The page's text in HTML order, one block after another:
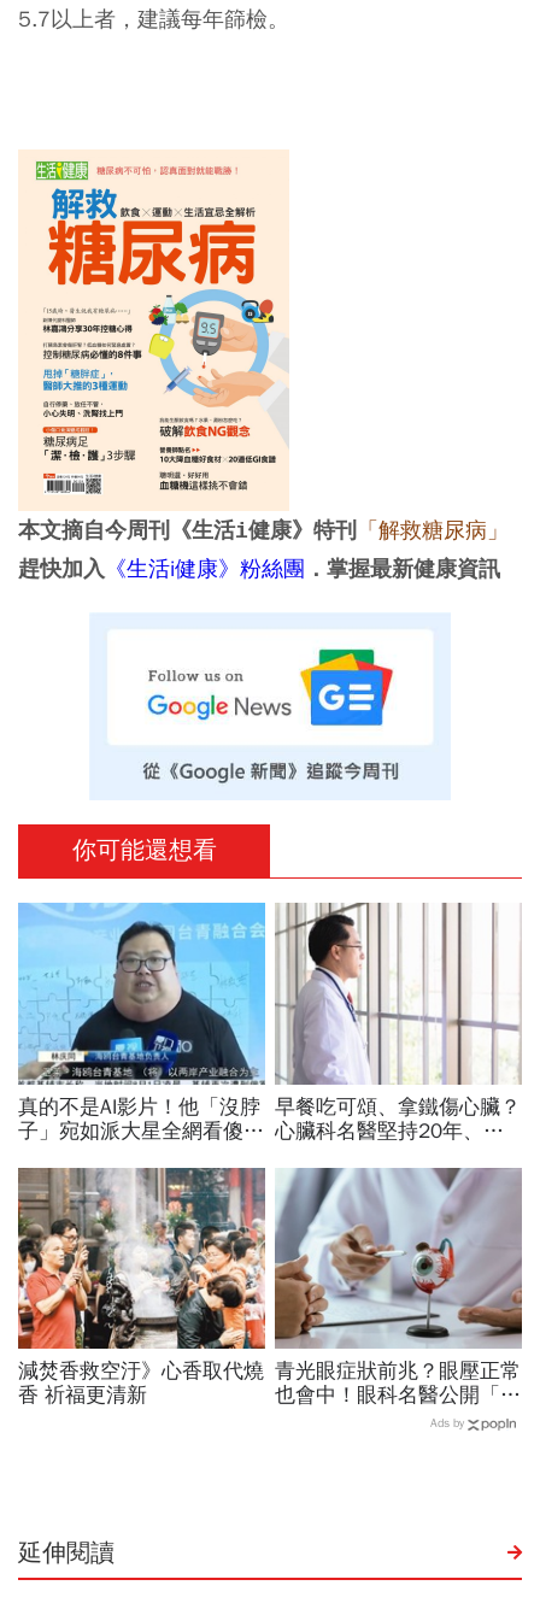
5.7以上者，建議每年篩檢。
本文摘自今周刊《生活i健康》特刊 「解救糖尿病」
趕快加入 《生活i健康》粉絲團 ．掌握最新健康資訊
你可能還想看
真的不是AI影片！他「沒脖
子」宛如派大星全網看傻...
疾病，2類人要注意
早餐吃可頌、拿鐵傷心臟？
心臟科名醫堅持20年、早
喝咖啡前先喝「這1杯」更
護心
減焚香救空汙》心香取代燒
香 祈福更清新
青光眼症狀前兆？眼壓正常
也會中！眼科名醫公開「護
眼飲食＋自我檢測3步
Ads by
延伸閱讀